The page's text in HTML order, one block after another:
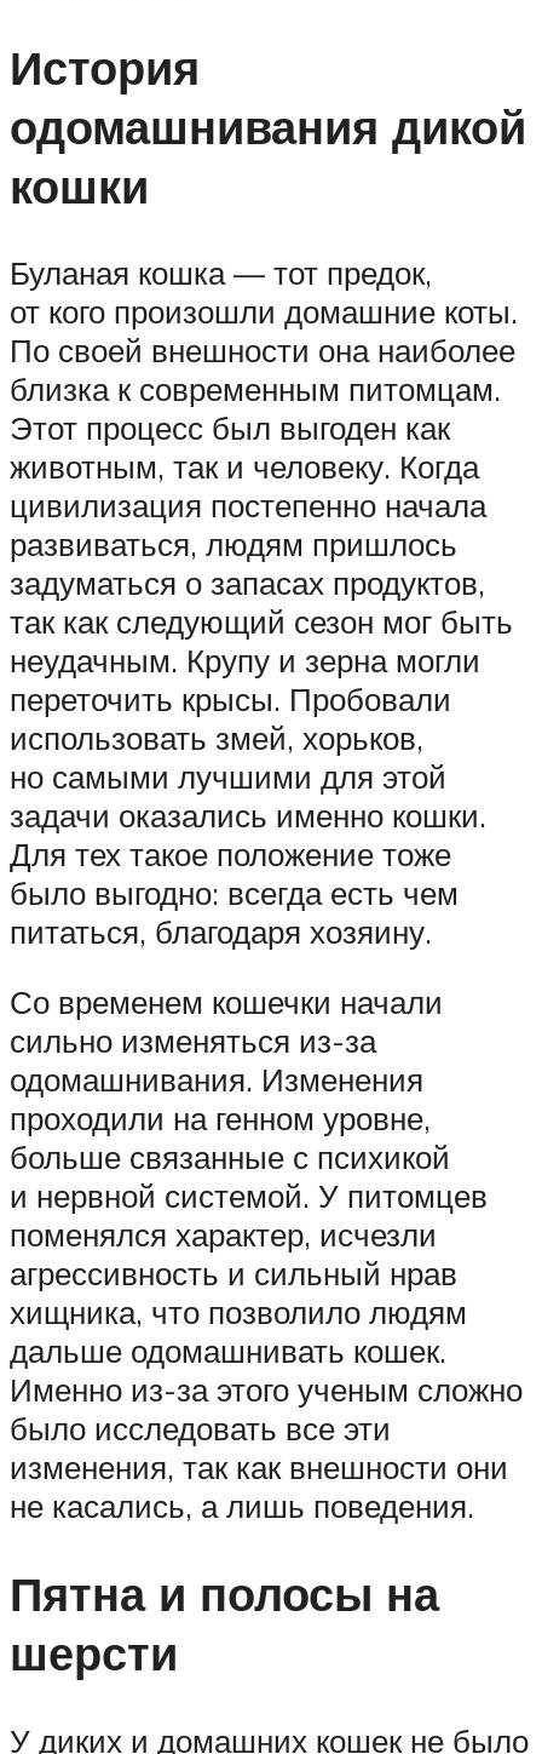
История
одомашнивания дикой
кошки
Буланая кошка — тот предок,
от кого произошли домашние коты.
По своей внешности она наиболее
близка к современным питомцам.
Этот процесс был выгоден как
животным, так и человеку. Когда
цивилизация постепенно начала
развиваться, людям пришлось
задуматься о запасах продуктов,
так как следующий сезон мог быть
неудачным. Крупу и зерна могли
переточить крысы. Пробовали
использовать змей, хорьков,
но самыми лучшими для этой
задачи оказались именно кошки.
Для тех такое положение тоже
было выгодно: всегда есть чем
питаться, благодаря хозяину.
Со временем кошечки начали
сильно изменяться из-за
одомашнивания. Изменения
проходили на генном уровне,
больше связанные с психикой
и нервной системой. У питомцев
поменялся характер, исчезли
агрессивность и сильный нрав
хищника, что позволило людям
дальше одомашнивать кошек.
Именно из-за этого ученым сложно
было исследовать все эти
изменения, так как внешности они
не касались, а лишь поведения.
Пятна и полосы на
шерсти
У диких и домашних кошек не было